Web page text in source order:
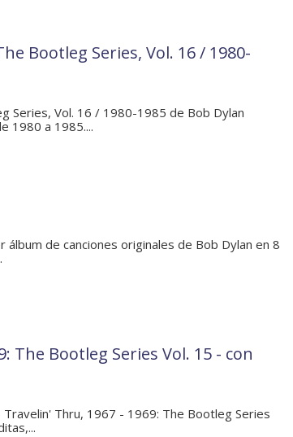
Bootleg Series, Vol. 16 / 1980-
Series, Vol. 16 / 1980-1985 de Bob Dylan
1980 a 1985....
de canciones originales de Bob Dylan en 8
The Bootleg Series Vol. 15 - con
Travelin' Thru, 1967 - 1969: The Bootleg Series